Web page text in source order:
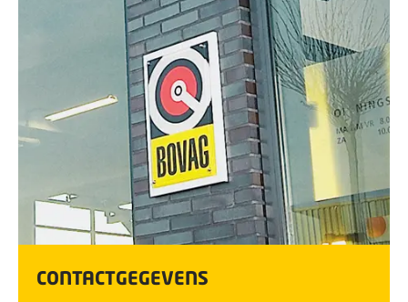
CONTACTGEGEVENS